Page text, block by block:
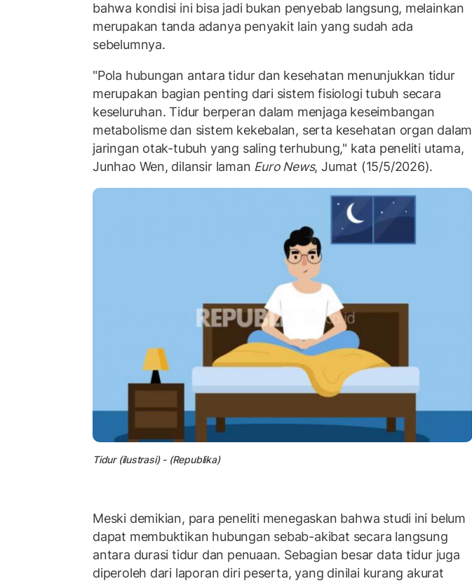
bahwa kondisi ini bisa jadi bukan penyebab langsung, melainkan
merupakan tanda adanya penyakit lain yang sudah ada
sebelumnya.
"Pola hubungan antara tidur dan kesehatan menunjukkan tidur
merupakan bagian penting dari sistem fisiologi tubuh secara
keseluruhan. Tidur berperan dalam menjaga keseimbangan
metabolisme dan sistem kekebalan, serta kesehatan organ dalam
jaringan otak-tubuh yang saling terhubung," kata peneliti utama,
Junhao Wen, dilansir laman Euro News, Jumat (15/5/2026).
Tidur (ilustrasi) - (Republika)
Meski demikian, para peneliti menegaskan bahwa studi ini belum
dapat membuktikan hubungan sebab-akibat secara langsung
antara durasi tidur dan penuaan. Sebagian besar data tidur juga
diperoleh dari laporan diri peserta, yang dinilai kurang akurat